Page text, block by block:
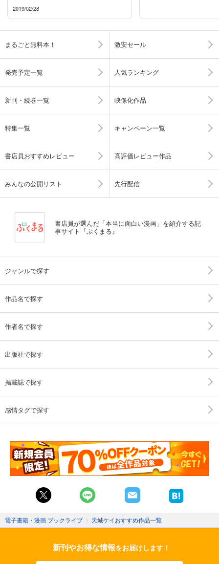
2019/02/28
まるごと無料本！ 激安セール
発売予定一覧 人気ランキング
新刊・続巻一覧 映像化作品
特集一覧 キャンペーン一覧
書店員おすすめレビュー 高評価レビュー作品
みんなの公開リスト 先行配信
書店員が選んだ「本当に面白い漫画」を紹介する記
事サイト『ぶくまる』
ジャンルで探す
作品名で探す
作者名で探す
出版社で探す
掲載誌で探す
感情タグで探す
電子書籍・漫画 ブックライブ 〉 天城ケイおすすめ作品一覧
新刊やお得な情報をお届けします！